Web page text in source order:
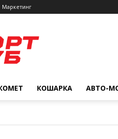
Маркетинг
КОШАРКА АВТО-